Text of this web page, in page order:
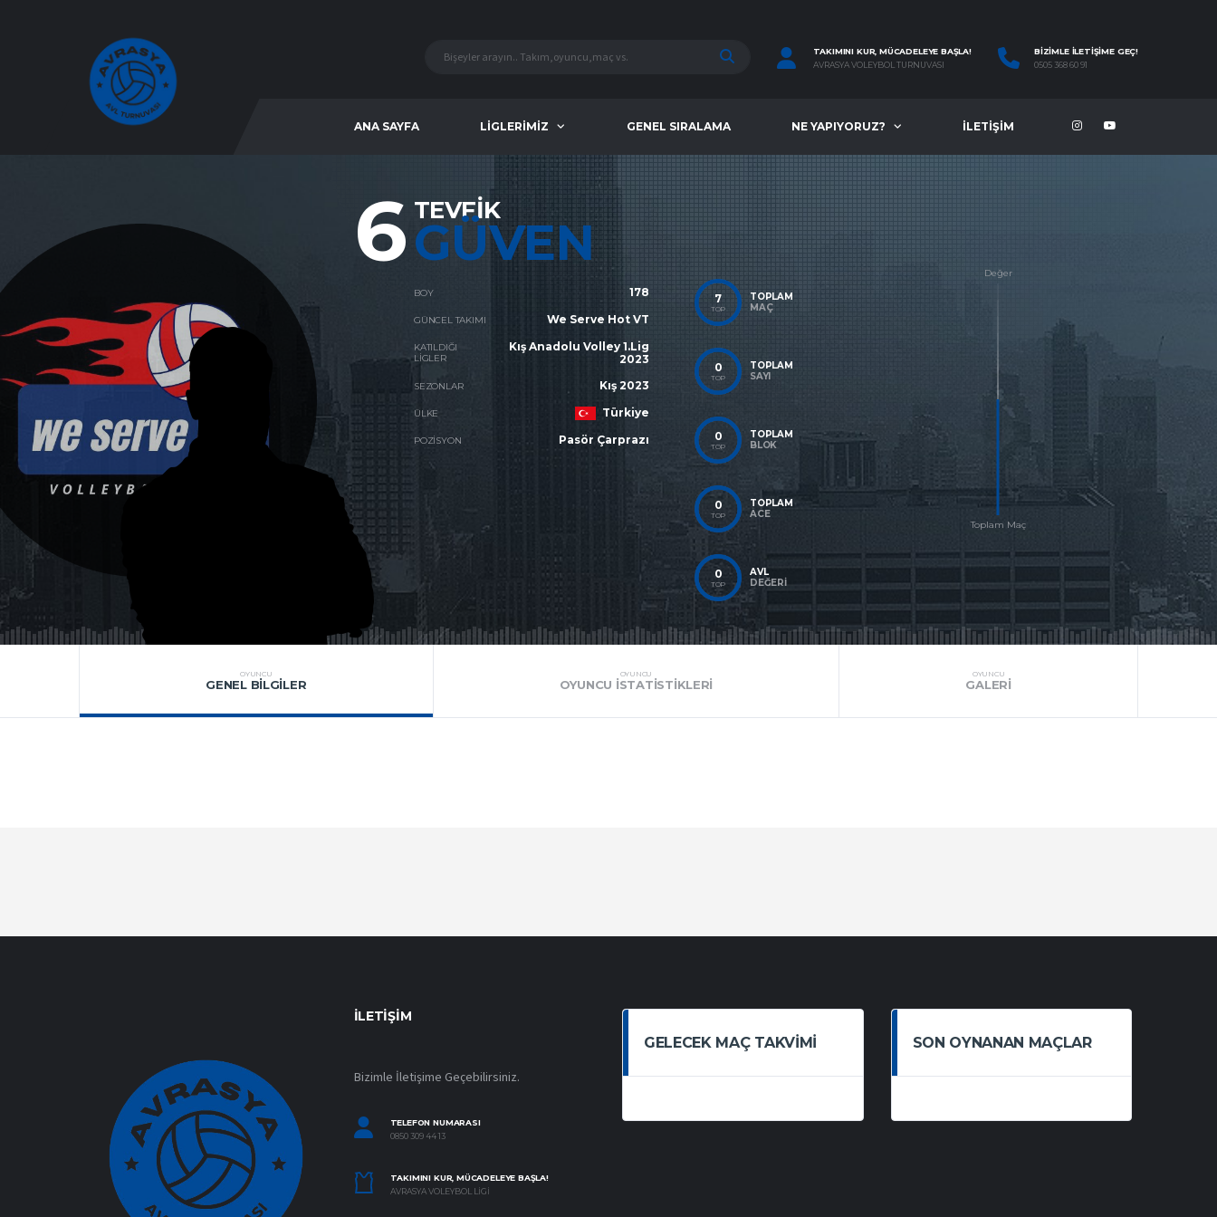
TAKIMINI KUR, MÜCADELEYE BAŞLA!
AVRASYA VOLEYBOL TURNUVASI
BIZIMLE İLETIŞIME GEÇ!
0505 368 60 91
ANA SAYFA LIGLERIMIZ GENEL SIRALAMA NE YAPIYORUZ? İLETIŞIM
6 TEVFIK
GÜVEN
BOY 178
GÜNCEL TAKIMI We Serve Hot VT
KATILDIĞI
LIGLER
Kış Anadolu Volley 1.Lig
2023
SEZONLAR Kış 2023
ÜLKE Türkiye
POZISYON Pasör Çarprazı
7
TOP
TOPLAM
MAÇ
0
TOP
TOPLAM
SAYI
0
TOP
TOPLAM
BLOK
0
TOP
TOPLAM
ACE
0
TOP
AVL
DEĞERI
OYUNCU
GENEL BILGILER
OYUNCU
OYUNCU İSTATISTIKLERI
OYUNCU
GALERI
İLETIŞIM
Bizimle İletişime Geçebilirsiniz.
TELEFON NUMARASI
0850 309 44 13
TAKIMINI KUR, MÜCADELEYE BAŞLA!
AVRASYA VOLEYBOL LIGI
GELECEK MAÇ TAKVIMI SON OYNANAN MAÇLAR